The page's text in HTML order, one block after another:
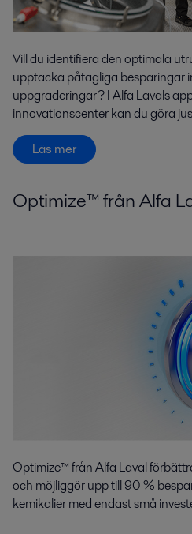
Vill du identifiera den optimala
upptäcka påtagliga besparingar
uppgraderingar? I Alfa Lavals
innovationscenter kan du göra
Läs mer
Optimize™ från Alfa
Optimize™ från Alfa Laval
och möjliggör upp till 90 %
kemikalier med endast små